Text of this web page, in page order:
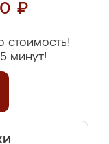
₽
стоимость!
минут!